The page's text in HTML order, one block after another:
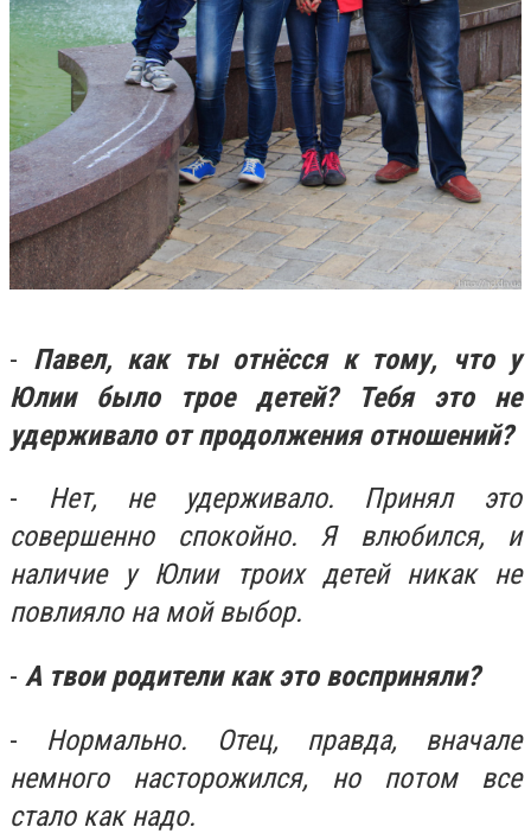
- Павел, как ты отнёсся к тому, что у
Юлии было трое детей? Тебя это не
удерживало от продолжения отношений?
- Нет, не удерживало. Принял это
совершенно спокойно. Я влюбился, и
наличие у Юлии троих детей никак не
повлияло на мой выбор.
- А твои родители как это восприняли?
- Нормально. Отец, правда, вначале
немного насторожился, но потом все
стало как надо.